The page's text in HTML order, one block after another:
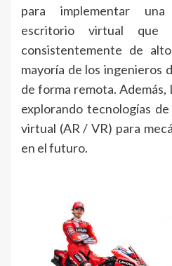
para implementar
escritorio virtual que
consistentemente de
mayoría de los ingenieros
de forma remota.
explorando tecnologías
virtual (AR / VR) para
en el futuro.